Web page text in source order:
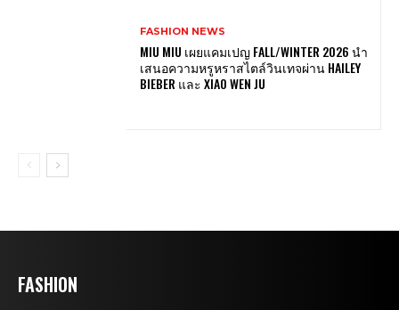
FASHION NEWS
MIU MIU เผยแคมเปญ FALL/WINTER 2026 นำ
เสนอความหรูหราสไตล์วินเทจผ่าน HAILEY
BIEBER และ XIAO WEN JU
FASHION